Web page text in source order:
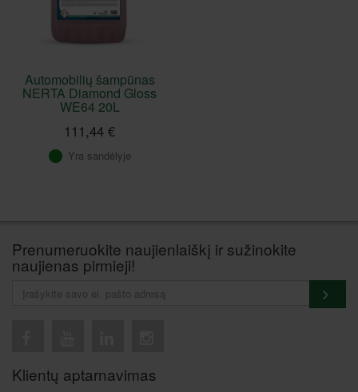
Automobilių šampūnas
NERTA Diamond Gloss
WE64 20L
111,44 €
Yra sandėlyje
Prenumeruokite naujienlaiškį ir sužinokite
naujienas pirmieji!
Klientų aptarnavimas